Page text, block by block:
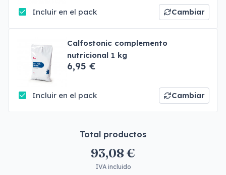
Incluir en el pack Cambiar
Calfostonic complemento
nutricional 1 kg
6,95 €
Incluir en el pack Cambiar
Total productos
93,08 €
IVA incluido